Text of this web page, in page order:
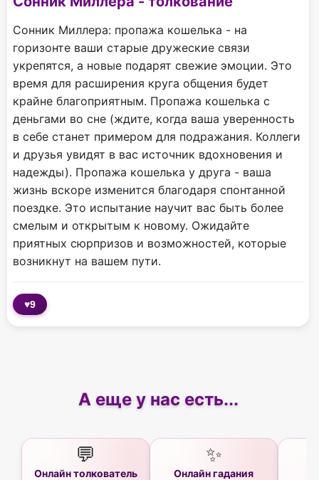
Сонник Миллера: пропажа кошелька - на
горизонте ваши старые дружеские связи
укрепятся, а новые подарят свежие эмоции. Это
время для расширения круга общения будет
крайне благоприятным. Пропажа кошелька с
деньгами во сне (ждите, когда ваша уверенность
в себе станет примером для подражания. Коллеги
и друзья увидят в вас источник вдохновения и
надежды). Пропажа кошелька у друга - ваша
жизнь вскоре изменится благодаря спонтанной
поездке. Это испытание научит вас быть более
смелым и открытым к новому. Ожидайте
приятных сюрпризов и возможностей, которые
возникнут на вашем пути.
♥9
А еще у нас есть...
💬
Онлайн толкователь
✨
Онлайн гадания